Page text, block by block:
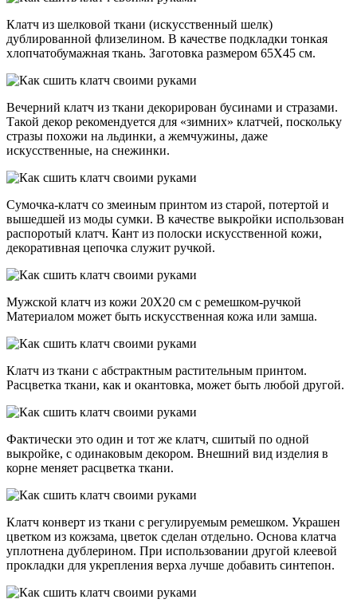
Клатч из шелковой ткани (искусственный шелк)
дублированной флизелином. В качестве подкладки тонкая
хлопчатобумажная ткань. Заготовка размером 65Х45 см.
Вечерний клатч из ткани декорирован бусинами и стразами.
Такой декор рекомендуется для «зимних» клатчей, поскольку
стразы похожи на льдинки, а жемчужины, даже
искусственные, на снежинки.
Сумочка-клатч со змеиным принтом из старой, потертой и
вышедшей из моды сумки. В качестве выкройки использован
распоротый клатч. Кант из полоски искусственной кожи,
декоративная цепочка служит ручкой.
Мужской клатч из кожи 20Х20 см с ремешком-ручкой
Материалом может быть искусственная кожа или замша.
Клатч из ткани с абстрактным растительным принтом.
Расцветка ткани, как и окантовка, может быть любой другой.
Фактически это один и тот же клатч, сшитый по одной
выкройке, с одинаковым декором. Внешний вид изделия в
корне меняет расцветка ткани.
Клатч конверт из ткани с регулируемым ремешком. Украшен
цветком из кожзама, цветок сделан отдельно. Основа клатча
уплотнена дублерином. При использовании другой клеевой
прокладки для укрепления верха лучше добавить синтепон.